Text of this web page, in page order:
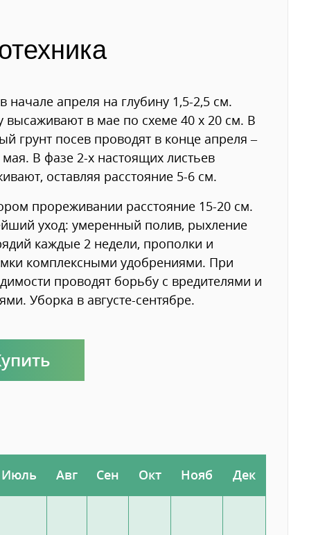
начале апреля на глубину 1,5-2,5 см.
высаживают в мае по схеме 40 x 20 см. В
грунт посев проводят в конце апреля –
В фазе 2-х настоящих листьев
оставляя расстояние 5-6 см.
прореживании расстояние 15-20 см.
уход: умеренный полив, рыхление
каждые 2 недели, прополки и
комплексными удобрениями. При
проводят борьбу с вредителями и
Уборка в августе-сентябре.
Июль Авг Сен Окт Нояб Дек